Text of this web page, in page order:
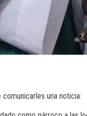
comunicarles una noticia: